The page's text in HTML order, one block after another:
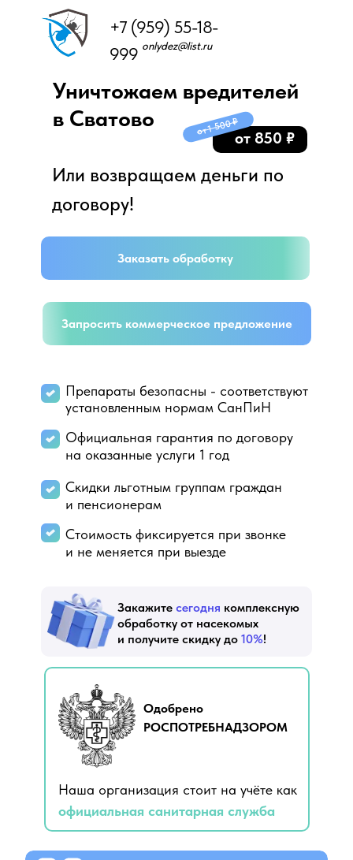
onlydez@list.ru
+7 (959) 55-18-
999
Наша организация стоит на учёте как
официальная санитарная служба
Одобрено
РОСПОТРЕБНАДЗОРОМ
Закажите сегодня комплексную
обработку от насекомых
и получите скидку до 10%!
Официальная гарантия по договору
на оказанные услуги 1 год
Стоимость фиксируется при звонке
и не меняется при выезде
Заказать обработку
Запросить коммерческое предложение
Или возвращаем деньги по
договору!
Скидки льготным группам граждан
и пенсионерам
Уничтожаем вредителей
в Сватово
Препараты безопасны - соответствуют
установленным нормам СанПиН
от 850 ₽
от 1 500 ₽